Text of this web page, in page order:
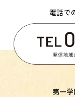
電話で
第一